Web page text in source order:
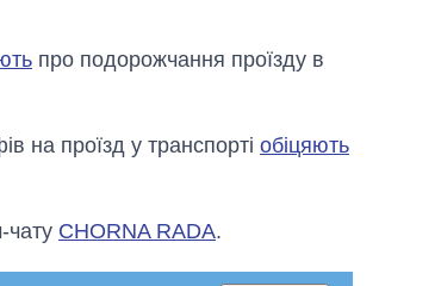
про подорожчання проїзду в
на проїзд у транспорті обіцяють
чату CHORNA RADA.